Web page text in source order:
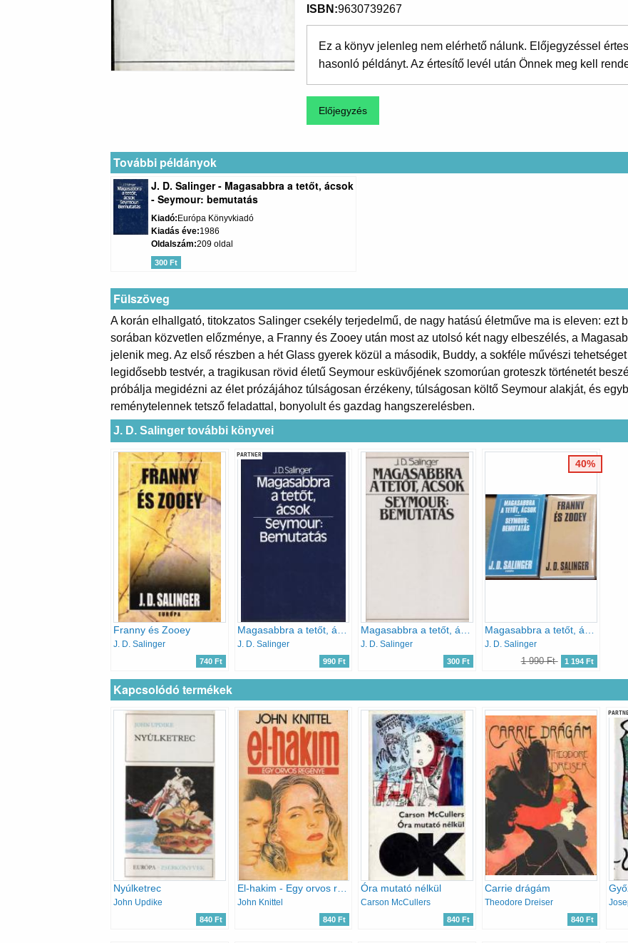
ISBN 9630739267
Ez a könyv jelenleg nem elérhető nálunk. Előjegyzéssel
hasonló példányt. Az értesítő levél után Önnek meg kell
További példányok
J. D. Salinger - Magasabbra a tetőt, ácsok
- Seymour: bemutatás
Kiadó Európa Könyvkiadó
Kiadás éve 1986
Oldalszám 209 oldal
300 Ft
Fülszöveg
A korán elhallgató, titokzatos Salinger csekély terjedelmű, de nagy hatású életműve ma is eleven: ezt
sorában közvetlen előzménye, a Franny és Zooey után most az utolsó két nagy elbeszélés, a
jelenik meg. Az első részben a hét Glass gyerek közül a második, Buddy, a sokféle művészi
legidősebb testvér, a tragikusan rövid életű Seymour esküvőjének szomorúan groteszk történetét
próbálja megidézni az élet prózájához túlságosan érzékeny, túlságosan költő Seymour alakját, és
reménytelennek tetsző feladattal, bonyolult és gazdag hangszerelésben.
J. D. Salinger további könyvei
Franny és Zooey
J. D. Salinger
740 Ft
PARTNER
J. D. Salinger
990 Ft
J. D. Salinger
300 Ft
J. D. Salinger
1 990 Ft 1 194 Ft
40%
Kapcsolódó termékek
Nyúlketrec
John Updike
840 Ft
El-hakim - Egy orvos regénye
John Knittel
840 Ft
Óra mutató nélkül
Carson McCullers
840 Ft
Carrie drágám
Theodore Dreiser
840 Ft